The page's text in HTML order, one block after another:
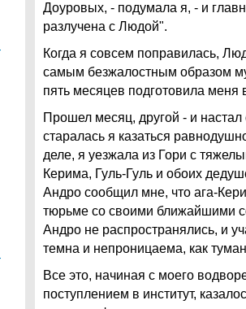
Доуровых, - подумала я, - и
разлучена с Людой".
Когда я совсем поправилась,
самым безжалостным образом
пять месяцев подготовила меня
Прошел месяц, другой - и настал
старалась я казаться
деле, я уезжала из Гори с
Керима, Гуль-Гуль и обоих
Андро сообщил мне, что ага-
тюрьме со своими ближайшими
Андро не распространялись, и
темна и непроницаема, как
Все это, начиная с моего
поступлением в институт,